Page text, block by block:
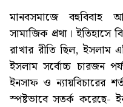
মানবসমাজে বহুবিবাহ
সামাজিক প্রথা। ইতিহাসে
রাখার রীতি ছিল, ইসলাম
ইসলাম সর্বোচ্চ চারজন
ইনসাফ ও ন্যায়বিচারের
স্পষ্টভাবে সতর্ক করেছে-